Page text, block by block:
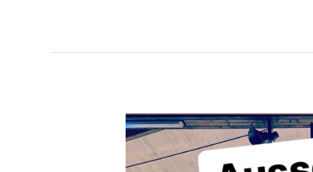
15.09.2022
–
Ausschuss